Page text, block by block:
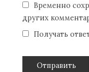
Временно
других
Получать